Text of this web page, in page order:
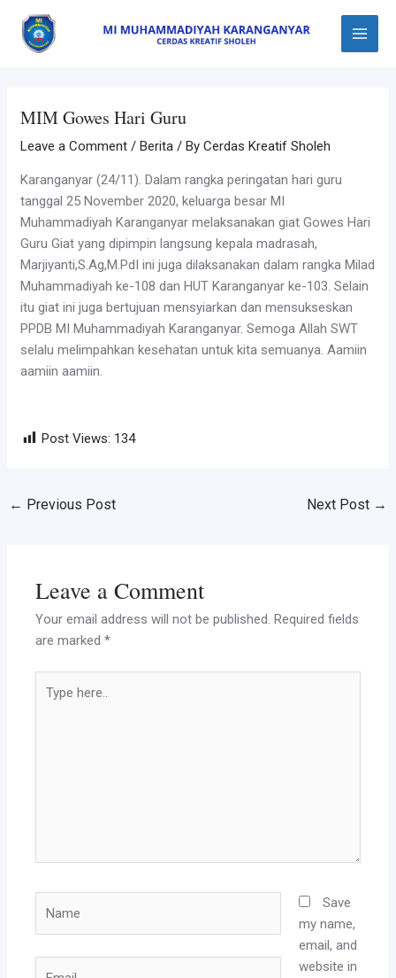
content
Main
Menu
MIM Gowes Hari Guru
Leave a Comment /Berita / ByCerdas Kreatif Sholeh
Karanganyar (24/11). Dalam rangka peringatan hari guru
tanggal 25 November 2020, keluarga besar MI
Muhammadiyah Karanganyar melaksanakan giat Gowes Hari
Guru Giat yang dipimpin langsung kepala madrasah,
Marjiyanti,S.Ag,M.PdI ini juga dilaksanakan dalam rangka Milad
Muhammadiyah ke-108 dan HUT Karanganyar ke-103. Selain
itu giat ini juga bertujuan mensyiarkan dan mensukseskan
PPDB MI Muhammadiyah Karanganyar. Semoga Allah SWT
selalu melimpahkan kesehatan untuk kita semuanya. Aamiin
aamiin aamiin.
Post Views: 134
navigation
← Previous Post Next Post →
Leave a Comment
Your email address will not be published. Required fields
are marked*
here..
Save
my name,
email, and
website in